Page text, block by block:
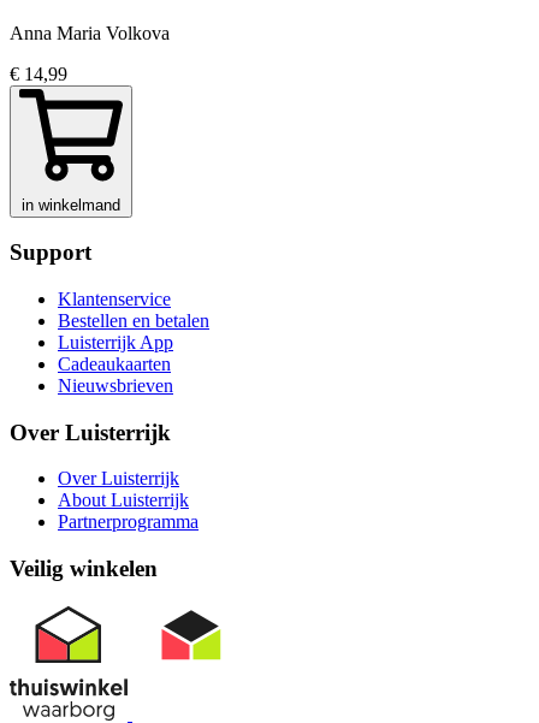
Anna Maria Volkova
€ 14,99
in winkelmand
Support
Klantenservice
Bestellen en betalen
Luisterrijk App
Cadeaukaarten
Nieuwsbrieven
Over Luisterrijk
Over Luisterrijk
About Luisterrijk
Partnerprogramma
Veilig winkelen